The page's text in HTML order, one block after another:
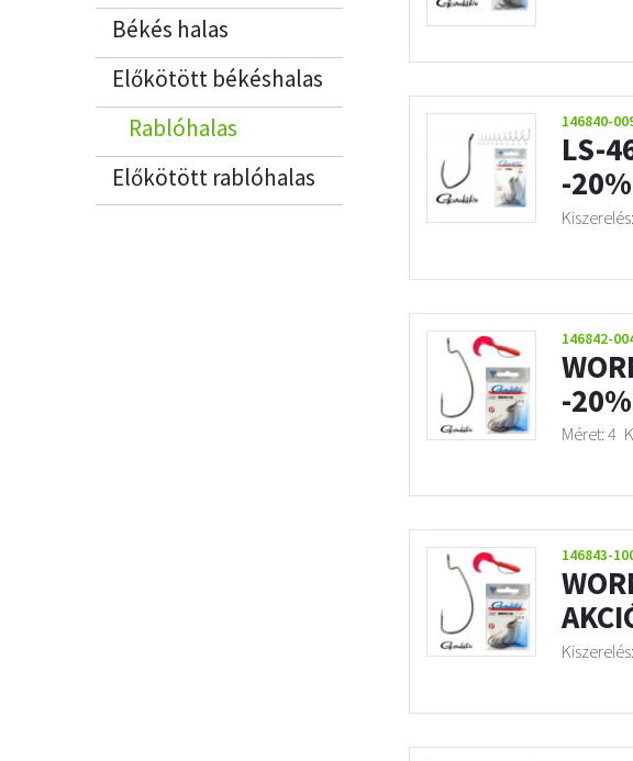
Békés halas
Előkötött békéshalas
Rablóhalas
Előkötött rablóhalas
146840-
LS-
-20%
146842-
-20%
Méret: 4
146843-